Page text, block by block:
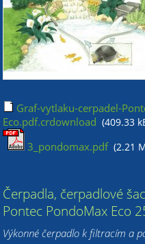
Graf-vytlaku-cerpadel-
Eco.pdf.crdownload (409.33
3_pondomax.pdf (2.21
Čerpadla, čerpadlové
Pontec PondoMax Eco
Výkonné čerpadlo k filtracím a